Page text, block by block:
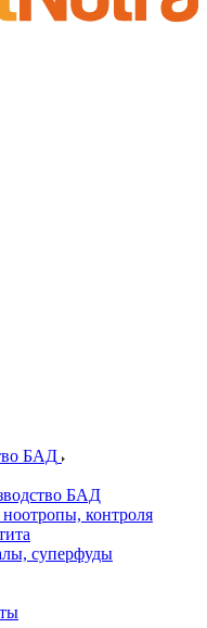
БАД
БАД
контроля
суперфуды